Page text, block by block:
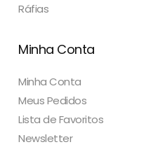
Ráfias
Minha Conta
Minha Conta
Meus Pedidos
Lista de Favoritos
Newsletter